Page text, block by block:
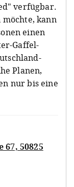
verfügbar.
kann
einen
Gaffel-
Planen,
nur bis eine
50825